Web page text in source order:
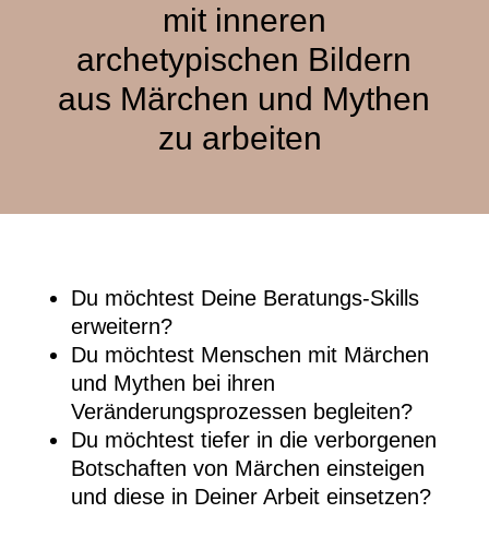
mit inneren
archetypischen Bildern
aus Märchen und Mythen
zu arbeiten
Du möchtest Deine Beratungs-Skills
erweitern?
Du möchtest Menschen mit Märchen
und Mythen bei ihren
Veränderungsprozessen begleiten?
Du möchtest tiefer in die verborgenen
Botschaften von Märchen einsteigen
und diese in Deiner Arbeit einsetzen?